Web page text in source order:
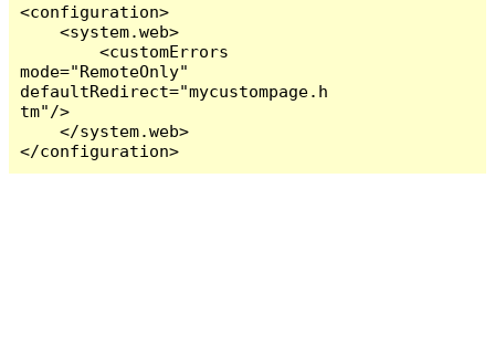
<configuration>
    <system.web>
        <customErrors
mode="RemoteOnly"
defaultRedirect="mycustompage.h
tm"/>
    </system.web>
</configuration>